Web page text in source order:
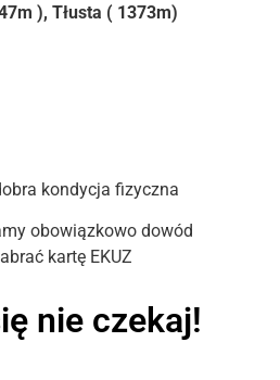
), Tłusta ( 1373m)
kondycja fizyczna
obowiązkowo dowód
kartę EKUZ
nie czekaj!